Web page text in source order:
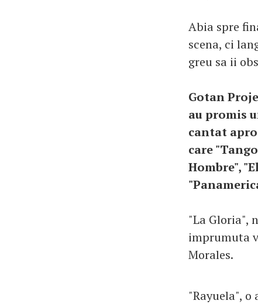
Abia spre
scena, ci
greu sa ii
Gotan
au promis
cantat
care
Hombre",
"La Gloria",
imprumuta
Morales.
"Rayuela",